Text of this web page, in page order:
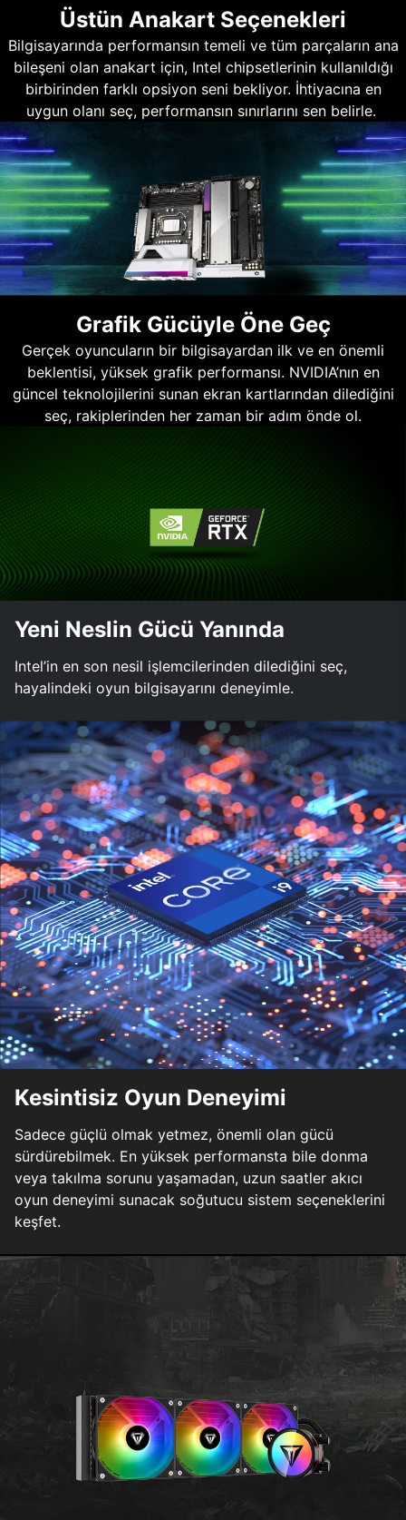
Üstün Anakart Seçenekleri
Bilgisayarında performansın temeli ve tüm parçaların ana
bileşeni olan anakart için, Intel chipsetlerinin kullanıldığı
birbirinden farklı opsiyon seni bekliyor. İhtiyacına en
uygun olanı seç, performansın sınırlarını sen belirle.
Grafik Gücüyle Öne Geç
Gerçek oyuncuların bir bilgisayardan ilk ve en önemli
beklentisi, yüksek grafik performansı. NVIDIA’nın en
güncel teknolojilerini sunan ekran kartlarından dilediğini
seç, rakiplerinden her zaman bir adım önde ol.
Yeni Neslin Gücü Yanında
Intel’in en son nesil işlemcilerinden dilediğini seç,
hayalindeki oyun bilgisayarını deneyimle.
Kesintisiz Oyun Deneyimi
Sadece güçlü olmak yetmez, önemli olan gücü
sürdürebilmek. En yüksek performansta bile donma
veya takılma sorunu yaşamadan, uzun saatler akıcı
oyun deneyimi sunacak soğutucu sistem seçeneklerini
keşfet.